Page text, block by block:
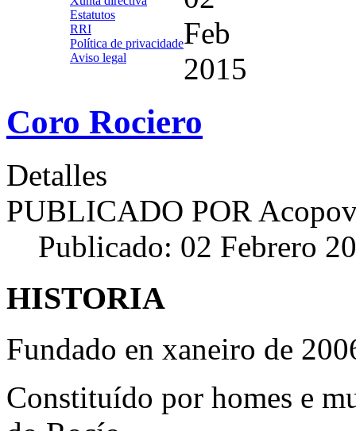
Estatutos
RRI
Política de privacidade
Aviso legal
Feb
2015
Coro Rociero
Detalles
PUBLICADO POR
Publicado: 02 Febrero
HISTORIA
Fundado en xaneiro de
Constituído por homes e